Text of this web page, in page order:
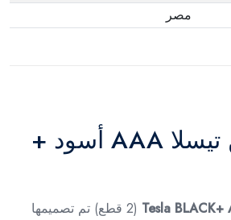
مصر
بطاريات من تيسلا AAA أسود +
Tesla BLACK+
Alkaline (2 قطع) تم تصميمها